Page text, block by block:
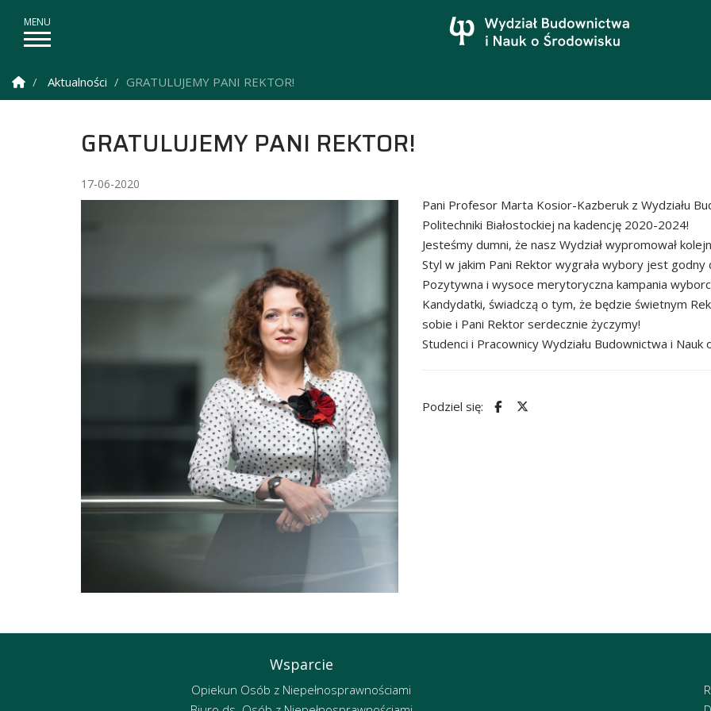
Strona Główna
Aktualności GRATULUJEMY PANI REKTOR!
GRATULUJEMY PANI REKTOR!
17-06-2020
Pani Profesor Marta Kosior-Kazberuk z Wydziału
Politechniki Białostockiej na kadencję 2020-2024!
Jesteśmy dumni, że nasz Wydział wypromował
Styl w jakim Pani Rektor wygrała wybory jest godny
Pozytywna i wysoce merytoryczna kampania
Kandydatki, świadczą o tym, że będzie świetnym
sobie i Pani Rektor serdecznie życzymy!
Studenci i Pracownicy Wydziału Budownictwa i
Podziel się:
Wsparcie
Opiekun Osób z Niepełnosprawnościami